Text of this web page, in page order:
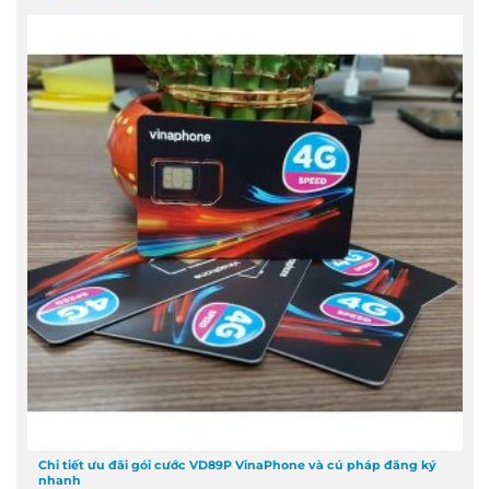
Chi tiết ưu đãi gói cước VD89P VinaPhone và cú pháp đăng ký
nhanh